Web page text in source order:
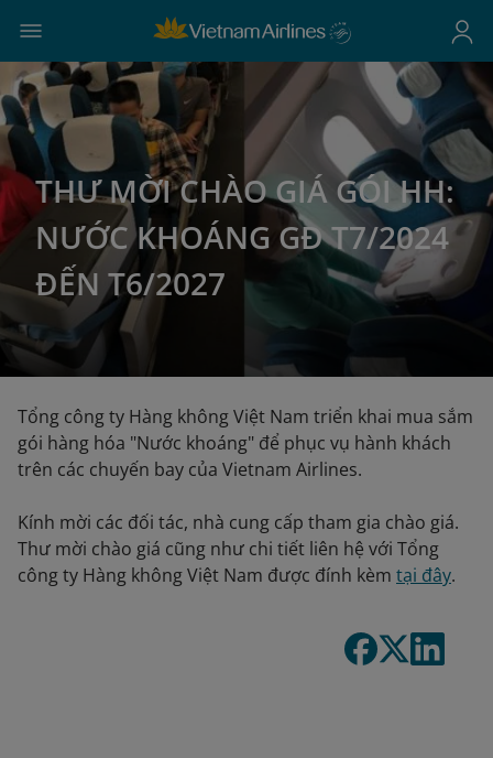
THƯ MỜI CHÀO GIÁ GÓI HH:
NƯỚC KHOÁNG GĐ T7/2024
ĐẾN T6/2027
Tổng công ty Hàng không Việt Nam triển khai mua sắm
gói hàng hóa "Nước khoáng" để phục vụ hành khách
trên các chuyến bay của Vietnam Airlines.
Kính mời các đối tác, nhà cung cấp tham gia chào giá.
Thư mời chào giá cũng như chi tiết liên hệ với Tổng
công ty Hàng không Việt Nam được đính kèm tại đây.